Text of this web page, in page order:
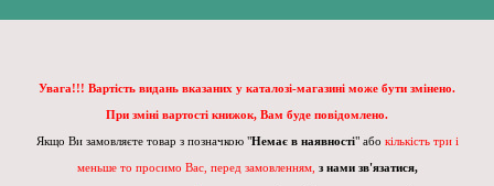
Увага!!! Вартість видань вказаних у каталозі-магазині може бути змінено.
При зміні вартості книжок, Вам буде повідомлено.
Якщо Ви замовляєте товар з позначкою "Немає в наявності" або кількість три і
меньше то просимо Вас, перед замовленням, з нами зв'язатися,